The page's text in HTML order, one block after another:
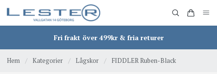
Fri frakt över 499kr & fria returer
Hem / Kategorier / Lågskor / FIDDLER Ruben-Black